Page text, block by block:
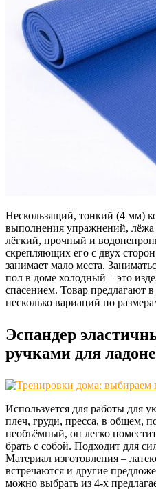
Нескользящий, тонкий (4 мм)
выполнения упражнений,
лёгкий, прочный и
скрепляющих его с двух
занимает мало места.
пол в доме холодный – это
спасением. Товар предлагают в
несколько вариаций по
Эспандер
ручками для
Используется для работы для
плеч, груди, пресса, в общем,
необъёмный, он легко
брать с собой. Подходит для
Материал изготовления –
встречаются и другие
можно выбрать из 4-х